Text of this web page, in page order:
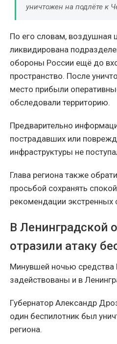
уничтожен на подлёте к
По его словам, воздушная
ликвидирована
обороны России ещё до
пространство. После
место прибыли
обследовали территорию.
Предварительно
пострадавших или
инфраструктуры не
Глава региона также
просьбой сохранять
рекомендации экстренных
В Ленинградской
отразили атаку
Минувшей ночью
задействованы и в
Губернатор Александр
один беспилотник был
региона.